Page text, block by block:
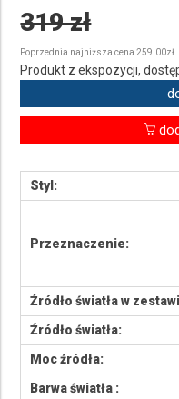
319 zł
Poprzednia najniższa cena 259.00zł
Produkt z ekspozycji,
Styl:
Przeznaczenie:
Źródło światła w
Źródło światła:
Moc źródła:
Barwa światła :